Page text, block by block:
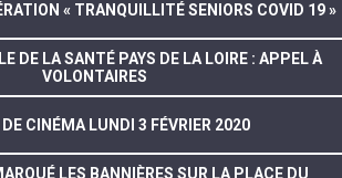
« TRANQUILLITÉ SENIORS COVID 19 »
DE LA SANTÉ PAYS DE LA LOIRE : APPEL À
VOLONTAIRES
CINÉMA LUNDI 3 FÉVRIER 2020
LES BANNIÈRES SUR LA PLACE DU